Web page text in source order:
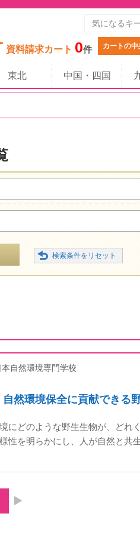
資料請求カート 0件 カートの中
東北 中国・四国
本自然環境専門学校
然環境保全に貢献できる
にどのような野生生物が、どれ
性を明らかにし、⼈が⾃然と共